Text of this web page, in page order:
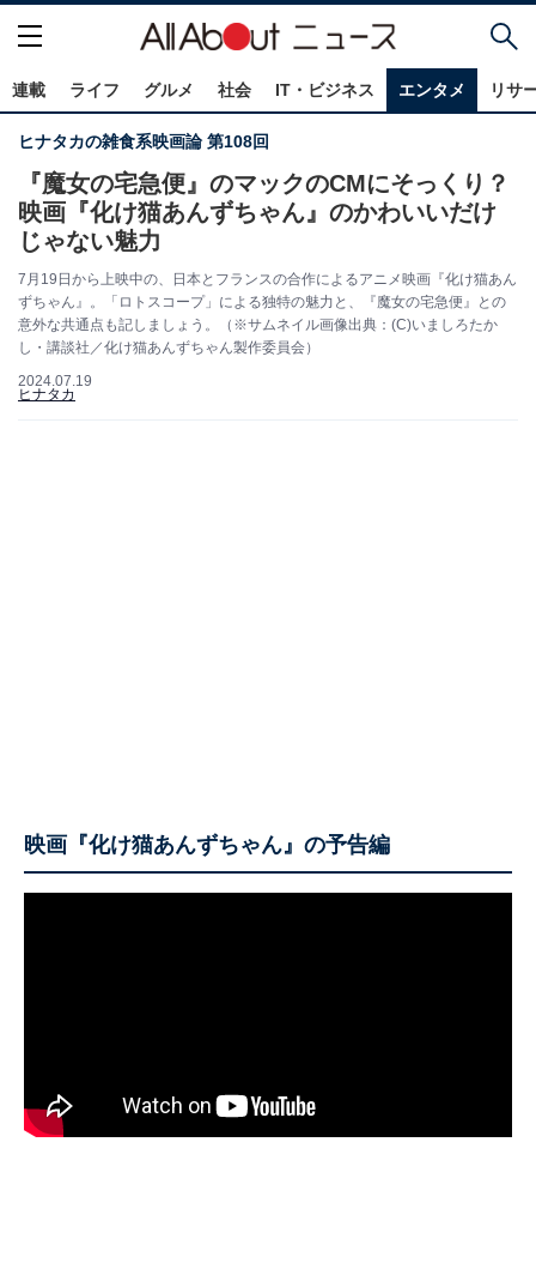
連載 ライフ グルメ 社会 IT・ビジネス エンタメ リサ
ヒナタカの雑食系映画論 第108回
『魔女の宅急便』のマックのCMにそっくり？
映画『化け猫あんずちゃん』のかわいいだけ
じゃない魅力
7月19日から上映中の、日本とフランスの合作によるアニメ映画『化け猫あん
ずちゃん』。「ロトスコープ」による独特の魅力と、『魔女の宅急便』との
意外な共通点も記しましょう。（※サムネイル画像出典：(C)いましろたか
し・講談社／化け猫あんずちゃん製作委員会）
2024.07.19
ヒナタカ
映画『化け猫あんずちゃん』の予告編